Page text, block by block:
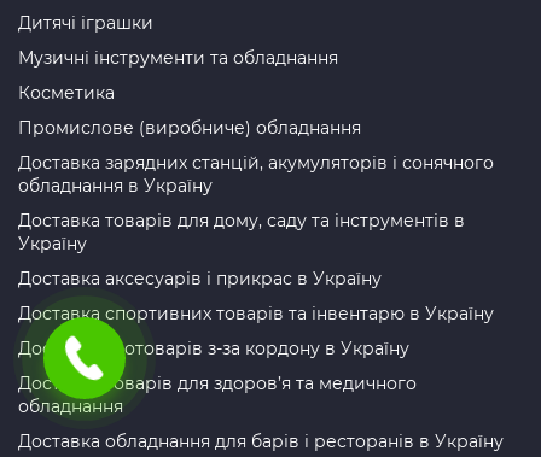
Дитячі іграшки
Музичні інструменти та обладнання
Косметика
Промислове (виробниче) обладнання
Доставка зарядних станцій, акумуляторів і сонячного
обладнання в Україну
Доставка товарів для дому, саду та інструментів в
Україну
Доставка аксесуарів і прикрас в Україну
Доставка спортивних товарів та інвентарю в Україну
Доставка зоотоварів з-за кордону в Україну
Доставка товарів для здоров’я та медичного
обладнання
Доставка обладнання для барів і ресторанів в Україну